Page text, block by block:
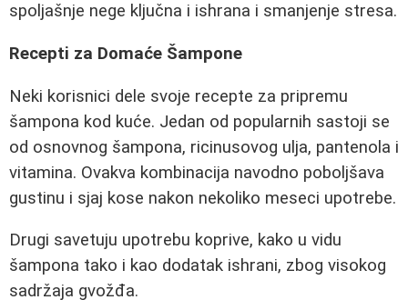
spoljašnje nege ključna i ishrana i smanjenje stresa.
Recepti za Domaće Šampone
Neki korisnici dele svoje recepte za pripremu
šampona kod kuće. Jedan od popularnih sastoji se
od osnovnog šampona, ricinusovog ulja, pantenola i
vitamina. Ovakva kombinacija navodno poboljšava
gustinu i sjaj kose nakon nekoliko meseci upotrebe.
Drugi savetuju upotrebu koprive, kako u vidu
šampona tako i kao dodatak ishrani, zbog visokog
sadržaja gvožđa.